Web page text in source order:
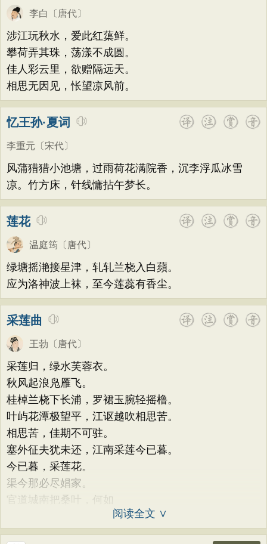
李白 〔唐代〕
涉江玩秋水，爱此红蕖鲜。
攀荷弄其珠，荡漾不成圆。
佳人彩云里，欲赠隔远天。
相思无因见，怅望凉风前。
忆王孙·夏词
李重元 〔宋代〕
风蒲猎猎小池塘，过雨荷花满院香，沉李浮瓜冰雪
凉。竹方床，针线慵拈午梦长。
莲花
温庭筠 〔唐代〕
绿塘摇滟接星津，轧轧兰桡入白蘋。
应为洛神波上袜，至今莲蕊有香尘。
采莲曲
王勃 〔唐代〕
采莲归，绿水芙蓉衣。
秋风起浪凫雁飞。
桂棹兰桡下长浦，罗裙玉腕轻摇橹。
叶屿花潭极望平，江讴越吹相思苦。
相思苦，佳期不可驻。
塞外征夫犹未还，江南采莲今已暮。
今已暮，采莲花。
渠今那必尽娼家。
官道城南把桑叶，何如
阅读全文 ∨